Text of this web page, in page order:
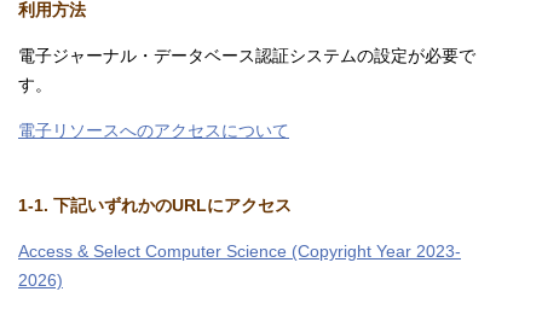
利用方法
電子ジャーナル・データベース認証システムの設定が必要で
す。
電子リソースへのアクセスについて
1-1. 下記いずれかのURLにアクセス
Access & Select Computer Science (Copyright Year 2023-
2026)